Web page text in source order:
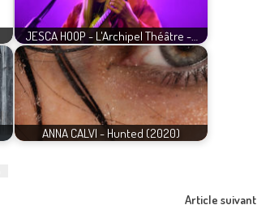
JESCA HOOP - L'Archipel Théâtre -…
ANNA CALVI - Hunted (2020)
Article suivant